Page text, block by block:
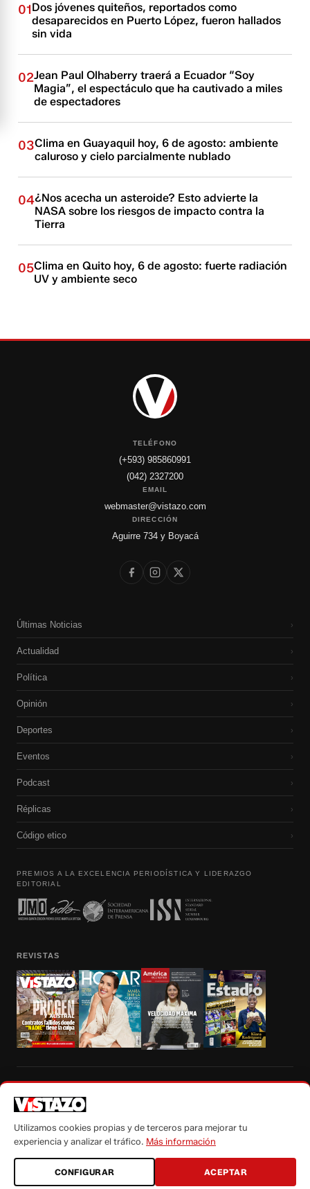
01Dos jóvenes quiteños, reportados como
desaparecidos en Puerto López, fueron hallados
sin vida
02Jean Paul Olhaberry traerá a Ecuador “Soy
Magia”, el espectáculo que ha cautivado a miles
de espectadores
03Clima en Guayaquil hoy, 6 de agosto: ambiente
caluroso y cielo parcialmente nublado
04¿Nos acecha un asteroide? Esto advierte la
NASA sobre los riesgos de impacto contra la
Tierra
05Clima en Quito hoy, 6 de agosto: fuerte radiación
UV y ambiente seco
TELÉFONO
(+593) 985860991
(042) 2327200
EMAIL
webmaster@vistazo.com
DIRECCIÓN
Aguirre 734 y Boyacá
Últimas Noticias ›
Actualidad ›
Política ›
Opinión ›
Deportes ›
Eventos ›
Podcast ›
Réplicas ›
Código etico ›
PREMIOS A LA EXCELENCIA PERIODÍSTICA Y LIDERAZGO
EDITORIAL
REVISTAS
autorización escrita de su titular, de todos los contenidos de Vistazo.com.
Utilizamos cookies propias y de terceros para mejorar tu
experiencia y analizar el tráfico. Más información
CONFIGURAR ACEPTAR